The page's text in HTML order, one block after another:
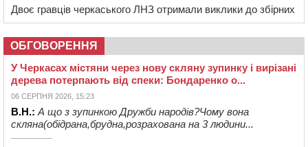
Двоє гравців черкаського ЛНЗ отримали виклики до збірних
ОБГОВОРЕННЯ
У Черкасах містяни через нову скляну зупинку і вирізані
дерева потерпають від спеки: Бондаренко о...
06 СЕРПНЯ 2026, 15:23
В.Н.: А що з зупинкою Дружби народів?Чому вона
скляна(обідрана,брудна,розрахована на 3 людини...